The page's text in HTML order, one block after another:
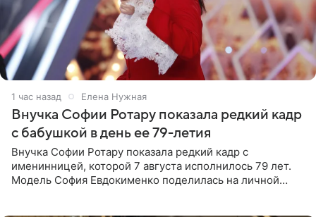
1 час назад Елена Нужная
Внучка Софии Ротару показала редкий кадр
с бабушкой в день ее 79-летия
Внучка Софии Ротару показала редкий кадр с
именинницей, которой 7 августа исполнилось 79 лет.
Модель София Евдокименко поделилась на личной